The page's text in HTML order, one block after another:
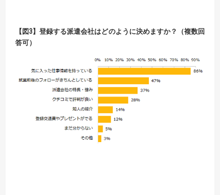
【図3】登録する派遣会社はどのように決めますか？（複数回
答可）